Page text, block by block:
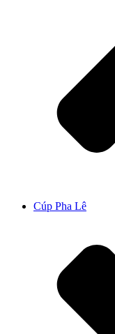
Cúp Pha Lê